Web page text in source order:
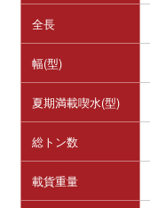
全長
幅(型)
夏期満載喫水(型)
総トン数
載貨重量